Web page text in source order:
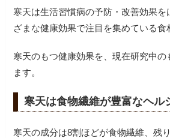
寒天は生活習慣病の予防・改善効果を
ざまな健康効果で注目を集めている食
寒天のもつ健康効果を、現在研究中の
ます。
寒天は食物繊維が豊富なヘル
寒天の成分は8割ほどが食物繊維、残